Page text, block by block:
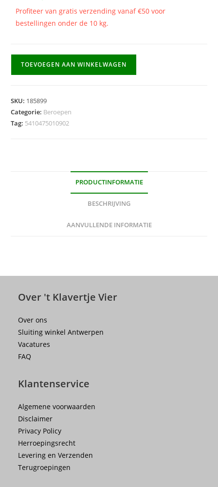
Profiteer van gratis verzending vanaf €50 voor
bestellingen onder de 10 kg.
maat
36
TOEVOEGEN AAN WINKELWAGEN
SKU: 185899
Categorie: Beroepen
Tag: 5410475010902
PRODUCTINFORMATIE
BESCHRIJVING
AANVULLENDE INFORMATIE
Over 't Klavertje Vier
Over ons
Sluiting winkel Antwerpen
Vacatures
FAQ
Klantenservice
Algemene voorwaarden
Disclaimer
Privacy Policy
Herroepingsrecht
Levering en Verzenden
Terugroepingen